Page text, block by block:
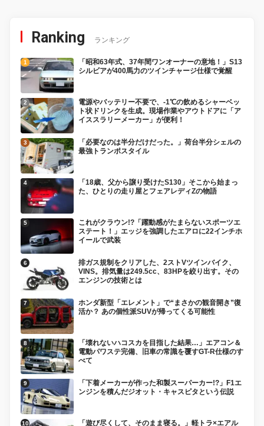
Ranking ランキング
「昭和63年式、37年間ワンオーナーの意地！」S13
シルビアが400馬力のツインチャージ仕様で覚醒
電源やバッテリー不要で、-1℃の飲めるシャーベッ
ト状ドリンクを生成。現場作業やアウトドアに「ア
イススラリーメーカー」が便利！
「必要なのは半分だけだった。」荷台半分シェルの
最強トランポスタイル
「18歳、父から譲り受けたS130」そこから始まっ
た、ひとりの走り屋とフェアレディZの物語
これがクラウン!?「躍動感がたまらないスポーツエ
ステート！」エッジを強調したエアロに22インチホ
イールで武装
排ガス規制をクリアした、2ストVツインバイク、
VINS。排気量は249.5cc、83HPを絞り出す。その
エンジンの技術とは
ホンダ新型「エレメント」で“まさかの観音開き”復
活か？ あの個性派SUVが帰ってくる可能性
「壊れないハコスカを目指した結果…」エアコン＆
電動パワステ完備、旧車の常識を覆すGT-R仕様のす
べて
「下着メーカーが作った和製スーパーカー!?」F1エ
ンジンを積んだジオット・キャスピタという伝説
「遊び尽くして、そのまま寝る。」軽トラ×エアル